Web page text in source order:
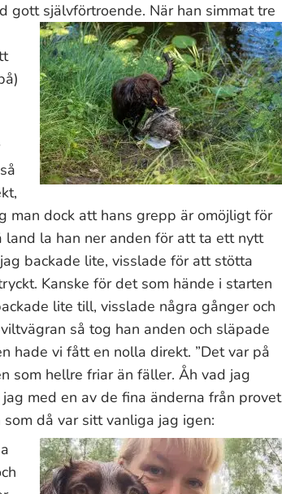
gott självförtroende. När han simmat tre
man dock att hans grepp är omöjligt för
la han ner anden för att ta ett nytt
backade lite, visslade för att stötta
Kanske för det som hände i starten
lite till, visslade några gånger och
så tog han anden och släpade
hade vi fått en nolla direkt. ”Det var på
som hellre friar än fäller. Åh vad jag
med en av de fina änderna från provet
då var sitt vanliga jag igen: